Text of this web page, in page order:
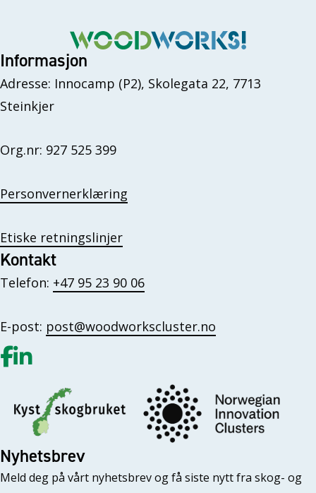
Informasjon
Adresse: Innocamp (P2), Skolegata 22, 7713
Steinkjer
Org.nr: 927 525 399
Personvernerklæring
Etiske retningslinjer
Kontakt
Telefon: +47 95 23 90 06
E-post: post@woodworkscluster.no
Gå til vår Facebook
Gå til vår LinkedIn
Nyhetsbrev
Meld deg på vårt nyhetsbrev og få siste nytt fra skog- og